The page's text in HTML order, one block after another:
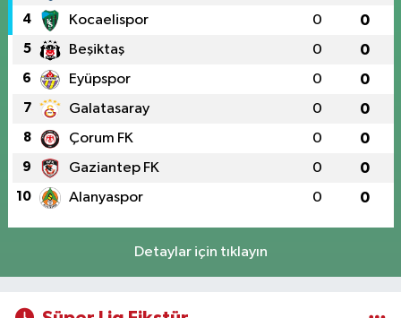
4 Kocaelispor 0 0
5 Beşiktaş 0 0
6 Eyüpspor 0 0
7 Galatasaray 0 0
8 Çorum FK 0 0
9 Gaziantep FK 0 0
10 Alanyaspor 0 0
Detaylar için tıklayın